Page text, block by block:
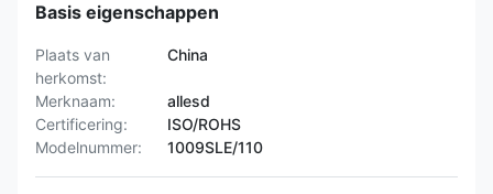
Basis eigenschappen
Plaats van
herkomst:
China
Merknaam:
allesd
Certificering:
ISO/ROHS
Modelnummer:
1009SLE/110